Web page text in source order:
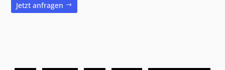
Jetzt anfragen